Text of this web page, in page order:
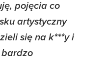
pojęcia co
artystyczny
się na k***y i
bardzo